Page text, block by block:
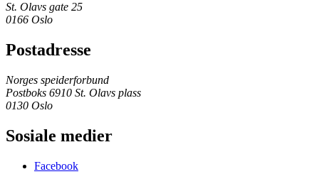
St. Olavs gate 25
0166 Oslo
Postadresse
Norges speiderforbund
Postboks 6910 St. Olavs plass
0130 Oslo
Sosiale medier
Facebook